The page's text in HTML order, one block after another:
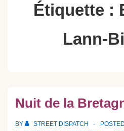
Étiquette :
Lann-
Nuit de la
BY STREET DISPATCH